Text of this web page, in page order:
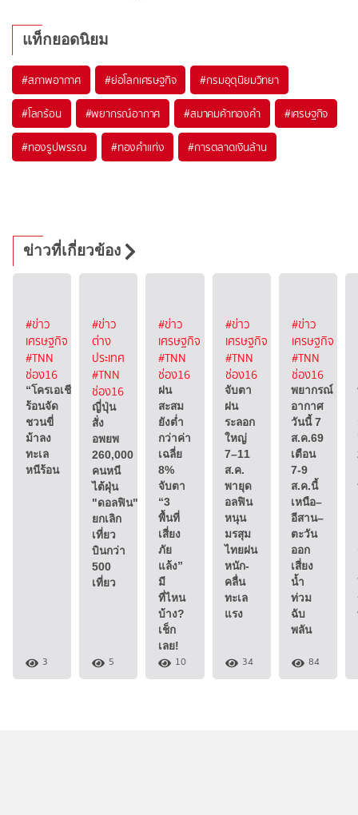
แท็กยอดนิยม
#สภาพอากาศ #ย่อโลกเศรษฐกิจ #กรมอุตุนิยมวิทยา
#โลกร้อน #พยากรณ์อากาศ #สมาคมค้าทองคำ #เศรษฐกิจ
#ทองรูปพรรณ #ทองคำแท่ง #การตลาดเงินล้าน
ข่าวที่เกี่ยวข้อง
#ข่าว
เศรษฐกิจ
#TNN
ช่อง16
“โครเอเชีย”
ร้อนจัด
ชวนขี่
ม้าลง
ทะเล
หนีร้อน
3
#ข่าว
ต่าง
ประเทศ
#TNN
ช่อง16
ญี่ปุ่น
สั่ง
อพยพ
260,000
คนหนี
ไต้ฝุ่น
"ดอลฟิน"
ยกเลิก
เที่ยว
บินกว่า
500
เที่ยว
5
#ข่าว
เศรษฐกิจ
#TNN
ช่อง16
ฝน
สะสม
ยังต่ำ
กว่าค่า
เฉลี่ย
8%
จับตา
“3
พื้นที่
เสี่ยง
ภัย
แล้ง”
มี
ที่ไหน
บ้าง?
เช็ก
เลย!
10
#ข่าว
เศรษฐกิจ
#TNN
ช่อง16
จับตา
ฝน
ระลอก
ใหญ่
7–11
ส.ค.
พายุด
อลฟิน
หนุน
มรสุม
ไทยฝน
หนัก-
คลื่น
ทะเล
แรง
34
#ข่าว
เศรษฐกิจ
#TNN
ช่อง16
พยากรณ์
อากาศ
วันนี้ 7
ส.ค.69
เตือน
7-9
ส.ค.นี้
เหนือ–
อีสาน–
ตะวัน
ออก
เสี่ยง
น้ำ
ท่วม
ฉับ
พลัน
84